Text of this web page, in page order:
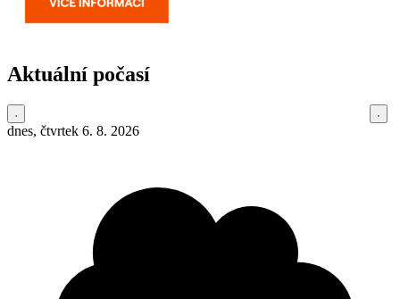
Aktuální počasí
dnes, čtvrtek 6. 8. 2026